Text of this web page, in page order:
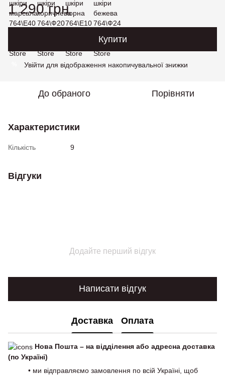
1 290 грн
Купити
Увійти для відображення накопичувальної знижки
До обраного Порівняти
Характеристики
Кількість 9
Відгуки
Додайте перший відгук
Написати відгук
Доставка Оплата
Нова Пошта – на відділення або адресна доставка
(по Україні)
• ми відправляємо замовлення по всій Україні, щоб